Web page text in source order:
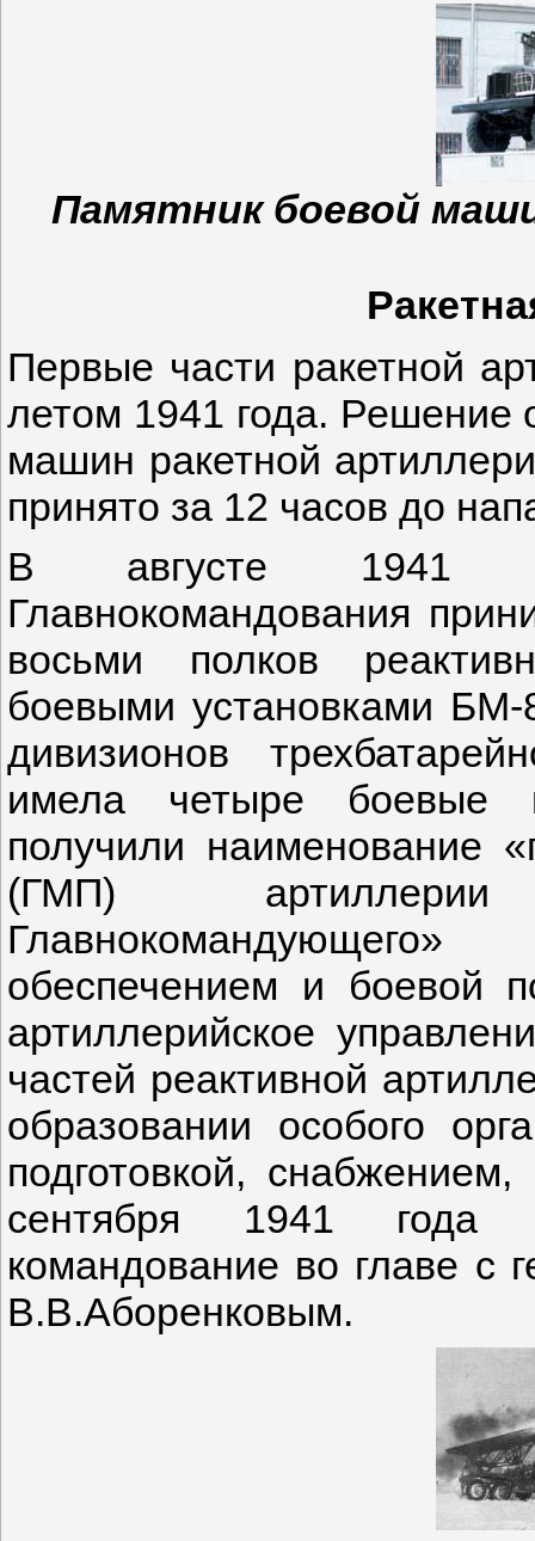
Памятник боевой
Первые части ракетной
летом 1941 года. Решение
машин ракетной
принято за 12 часов до
В августе 1941
Главнокомандования
восьми полков
боевыми установками
дивизионов
имела четыре боевые
получили наименование
(ГМП)
обеспечением и боевой
артиллерийское
частей реактивной
образовании особого
подготовкой,
сентября 1941 года
командование во главе с
В.В.Аборенковым.